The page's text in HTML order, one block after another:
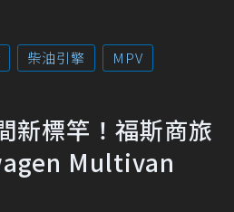
柴油引擎
MPV
新標竿！福斯商旅
Multivan